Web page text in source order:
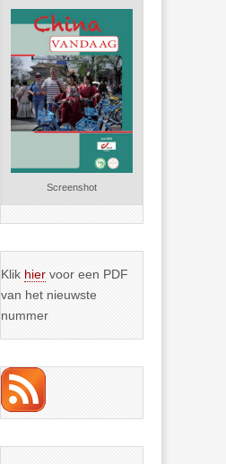
Screenshot
Klik hier voor een PDF
van het nieuwste
nummer